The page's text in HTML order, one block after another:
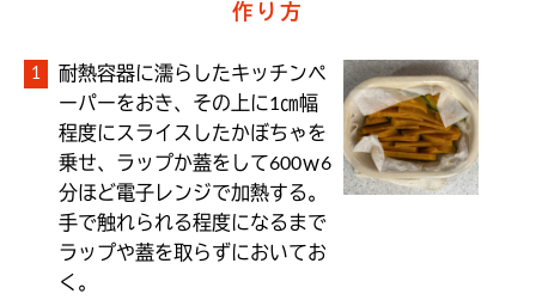
作り方
耐熱容器に濡らしたキッチンペ
ーパーをおき、その上に1㎝幅
程度にスライスしたかぼちゃを
乗せ、ラップか蓋をして600ｗ6
分ほど電子レンジで加熱する。
手で触れられる程度になるまで
ラップや蓋を取らずにおいてお
く。